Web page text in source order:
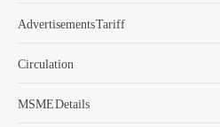
Advertisements Tariff
Circulation
MSME Details